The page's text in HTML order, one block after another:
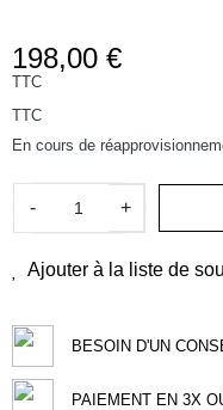
198,00 €
TTC
TTC
En cours de
- +
Ajouter à la liste de
BESOIN D'UN
PAIEMENT EN 3X